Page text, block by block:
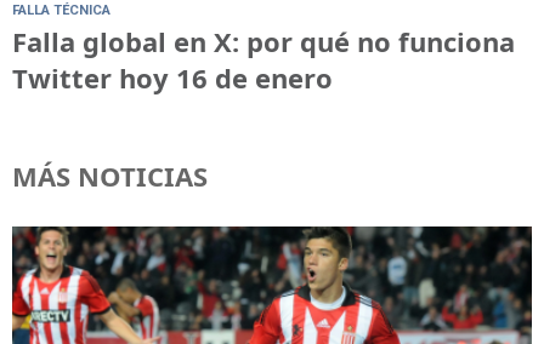
FALLA TÉCNICA
Falla global en X: por qué no funciona
Twitter hoy 16 de enero
MÁS NOTICIAS